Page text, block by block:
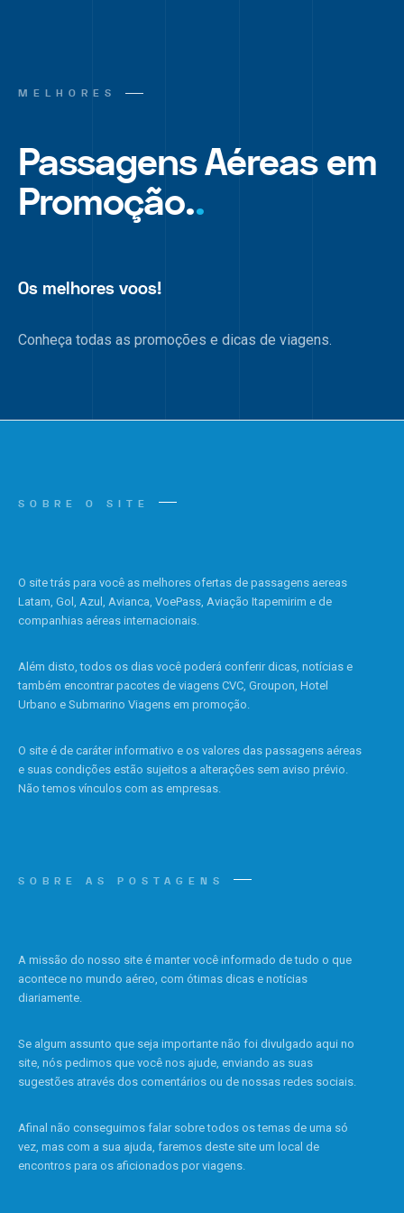
MELHORES
Passagens Aéreas em
Promoção..
Os melhores voos!
Conheça todas as promoções e dicas de viagens.
SOBRE O SITE
O site trás para você as melhores ofertas de passagens aereas
Latam, Gol, Azul, Avianca, VoePass, Aviação Itapemirim e de
companhias aéreas internacionais.
Além disto, todos os dias você poderá conferir dicas, notícias e
também encontrar pacotes de viagens CVC, Groupon, Hotel
Urbano e Submarino Viagens em promoção.
O site é de caráter informativo e os valores das passagens aéreas
e suas condições estão sujeitos a alterações sem aviso prévio.
Não temos vínculos com as empresas.
SOBRE AS POSTAGENS
A missão do nosso site é manter você informado de tudo o que
acontece no mundo aéreo, com ótimas dicas e notícias
diariamente.
Se algum assunto que seja importante não foi divulgado aqui no
site, nós pedimos que você nos ajude, enviando as suas
sugestões através dos comentários ou de nossas redes sociais.
Afinal não conseguimos falar sobre todos os temas de uma só
vez, mas com a sua ajuda, faremos deste site um local de
encontros para os aficionados por viagens.